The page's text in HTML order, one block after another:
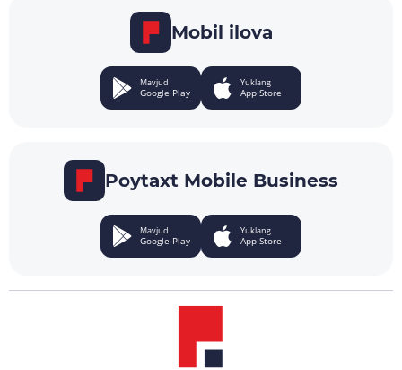
Mobil ilova
Mavjud
Google Play
Yuklang
App Store
Poytaxt Mobile Business
Mavjud
Google Play
Yuklang
App Store